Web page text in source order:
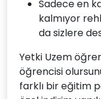
Sadece en
kalmıyor
da sizlere
Yetki Uzem
öğrencisi
farklı bir eğitim